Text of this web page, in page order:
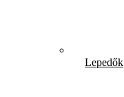
Lepedők